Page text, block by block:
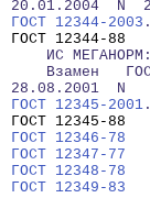
20.01.2004  N
ГОСТ 12344-2003 .
ГОСТ 12344-88
ИС
Взамен
28.08.2001  N
ГОСТ 12345-2001 .
ГОСТ 12345-88
ГОСТ 12346-78
ГОСТ 12347-77
ГОСТ 12348-78
ГОСТ 12349-83